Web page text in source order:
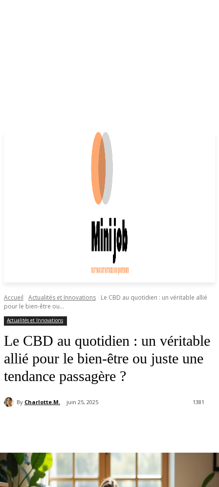
Accueil Actualités et Innovations
Le CBD au quotidien : un véritable allié
pour le bien-être ou...
Actualités et Innovations
Le CBD au quotidien : un véritable
allié pour le bien-être ou juste une
tendance passagère ?
By Charlotte.M. juin 25, 2025 1381